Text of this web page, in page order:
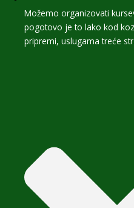
Možemo organizovati
pogotovo je to lako kod
pripremi, uslugama treće